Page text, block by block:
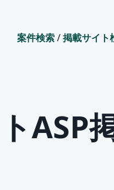
案件検索/掲載サイト
ASP